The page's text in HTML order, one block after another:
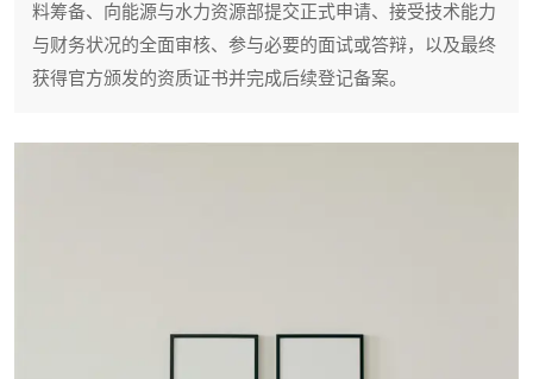
料筹备、向能源与水力资源部提交正式申请、接受技术能力
与财务状况的全面审核、参与必要的面试或答辩，以及最终
获得官方颁发的资质证书并完成后续登记备案。